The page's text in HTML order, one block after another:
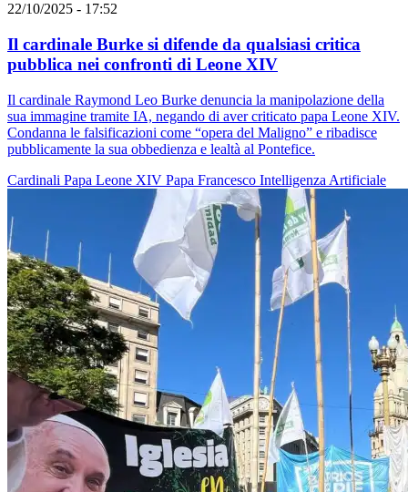
22/10/2025 - 17:52
Il cardinale Burke si difende da qualsiasi critica
pubblica nei confronti di Leone XIV
Il cardinale Raymond Leo Burke denuncia la manipolazione della
sua immagine tramite IA, negando di aver criticato papa Leone XIV.
Condanna le falsificazioni come “opera del Maligno” e ribadisce
pubblicamente la sua obbedienza e lealtà al Pontefice.
Cardinali Papa Leone XIV Papa Francesco Intelligenza Artificiale